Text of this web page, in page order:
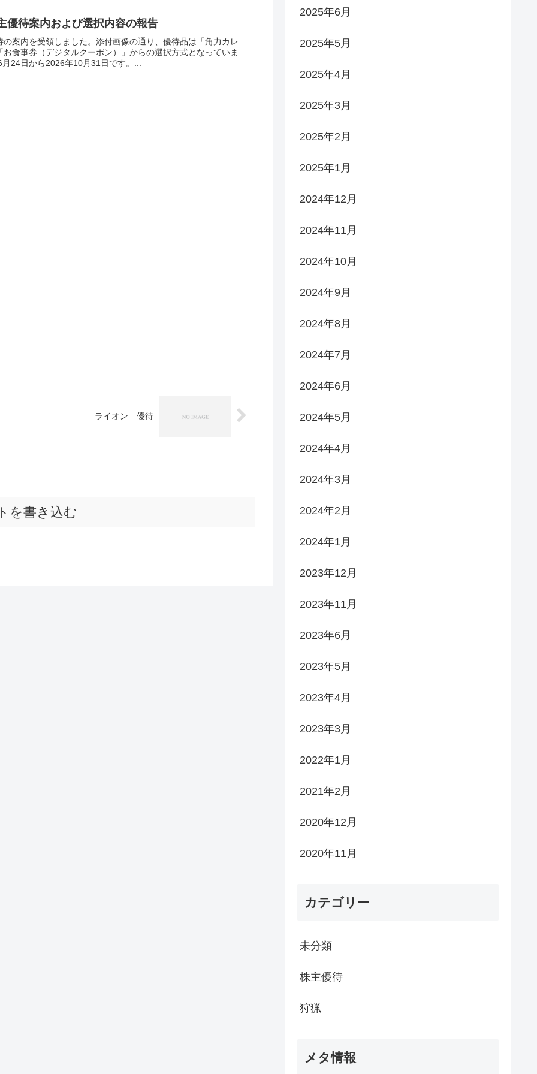
優待案内および選択内容の報告
案内を受領しました。添付画像の通り、優待品は「角力カレ
食事券（デジタルクーポン）」からの選択方式となっていま
24日から2026年10月31日です。...
ライオン 優待
を書き込む
2025年6月
2025年5月
2025年4月
2025年3月
2025年2月
2025年1月
2024年12月
2024年11月
2024年10月
2024年9月
2024年8月
2024年7月
2024年6月
2024年5月
2024年4月
2024年3月
2024年2月
2024年1月
2023年12月
2023年11月
2023年6月
2023年5月
2023年4月
2023年3月
2022年1月
2021年2月
2020年12月
2020年11月
カテゴリー
未分類
株主優待
狩猟
メタ情報